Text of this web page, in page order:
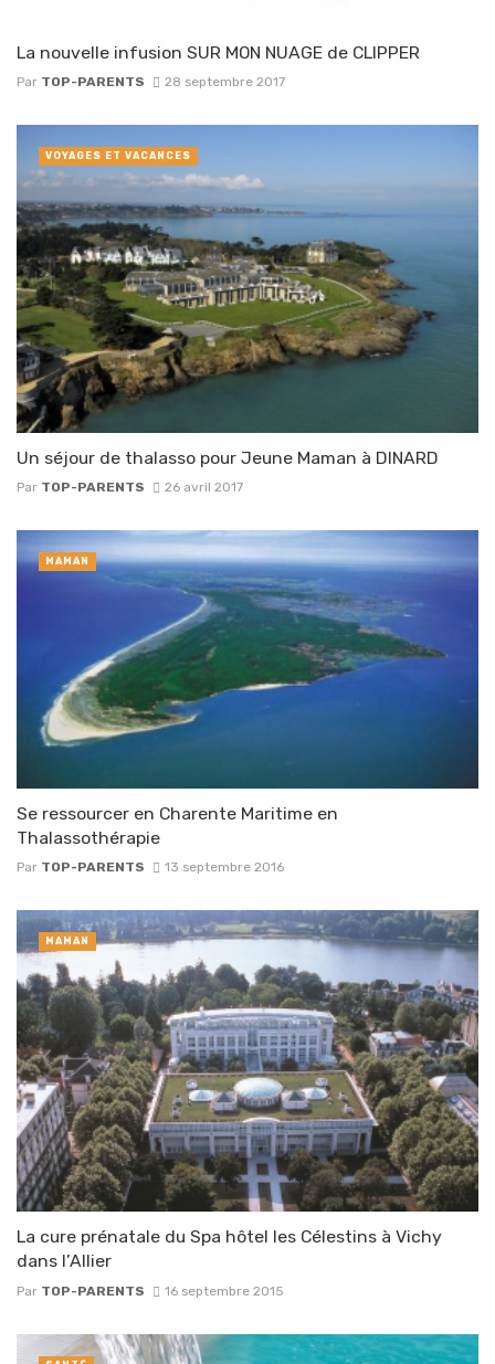
La nouvelle infusion SUR MON NUAGE de CLIPPER
Par TOP-PARENTS 28 septembre 2017
Un séjour de thalasso pour Jeune Maman à DINARD
Par TOP-PARENTS 26 avril 2017
VOYAGES ET VACANCES
Se ressourcer en Charente Maritime en
Thalassothérapie
Par TOP-PARENTS 13 septembre 2016
MAMAN
La cure prénatale du Spa hôtel les Célestins à Vichy
dans l’Allier
Par TOP-PARENTS 16 septembre 2015
MAMAN